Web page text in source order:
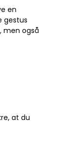
en
gestus
men også
at du